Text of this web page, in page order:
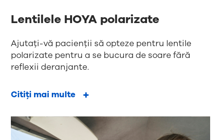
Lentilele HOYA polarizate
Ajutați-vă pacienții să opteze pentru lentile
polarizate pentru a se bucura de soare fără
reflexii deranjante.
Citiți mai multe